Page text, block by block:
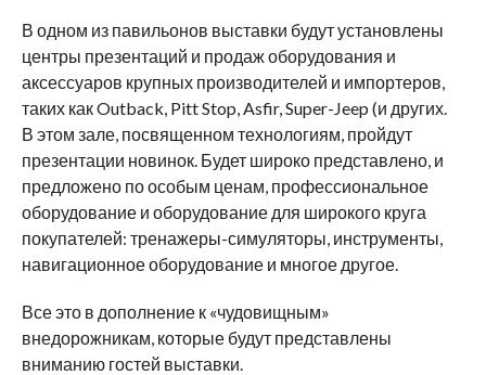
В одном из павильонов выставки будут установлены
центры презентаций и продаж оборудования и
аксессуаров крупных производителей и импортеров,
таких как Outback, Pitt Stop, Asfir, Super-Jeep (и других.
В этом зале, посвященном технологиям, пройдут
презентации новинок. Будет широко представлено, и
предложено по особым ценам, профессиональное
оборудование и оборудование для широкого круга
покупателей: тренажеры-симуляторы, инструменты,
навигационное оборудование и многое другое.
Все это в дополнение к «чудовищным»
внедорожникам, которые будут представлены
вниманию гостей выставки.